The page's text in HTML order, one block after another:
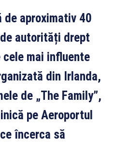
de aproximativ 40
autorități drept
mai influente
din Irlanda,
de „The Family”,
pe Aeroportul
încerca să